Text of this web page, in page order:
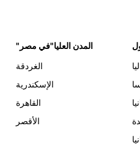
"المدن العليا"في مصر
الغردقة
الإسكندرية
القاهرة
الأقصر